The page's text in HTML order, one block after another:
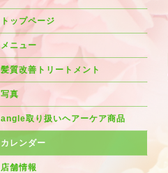
トップページ
メニュー
髪質改善トリートメント
写真
angle取り扱いヘアーケア商品
カレンダー
店舗情報